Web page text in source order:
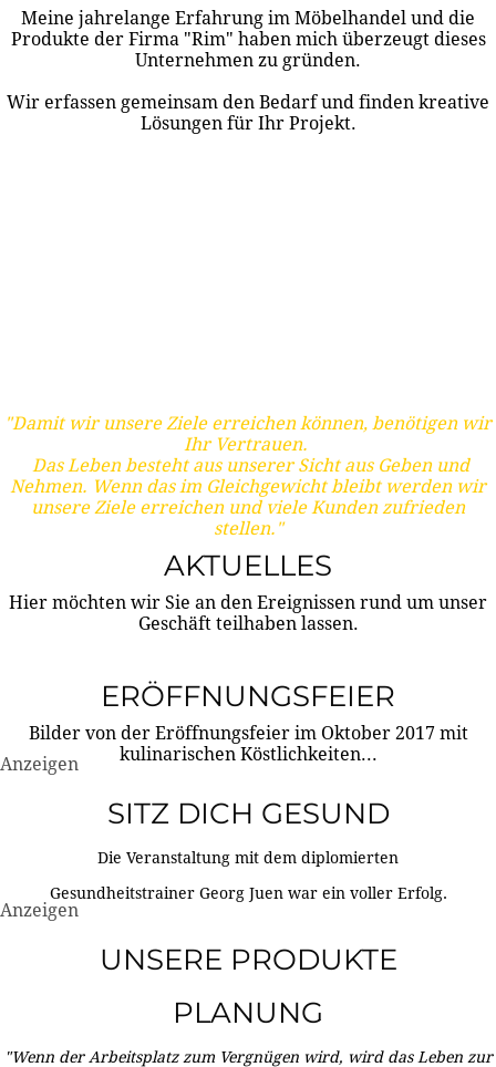
Meine jahrelange Erfahrung im Möbelhandel und die
Produkte der Firma "Rim" haben mich überzeugt dieses
Unternehmen zu gründen.
Wir erfassen gemeinsam den Bedarf und finden kreative
Lösungen für Ihr Projekt.
"Damit wir unsere Ziele erreichen können, benötigen wir
Ihr Vertrauen.
Das Leben besteht aus unserer Sicht aus Geben und
Nehmen. Wenn das im Gleichgewicht bleibt werden wir
unsere Ziele erreichen und viele Kunden zufrieden
stellen."
AKTUELLES
Hier möchten wir Sie an den Ereignissen rund um unser
Geschäft teilhaben lassen.
ERÖFFNUNGSFEIER
Bilder von der Eröffnungsfeier im Oktober 2017 mit
kulinarischen Köstlichkeiten...
Anzeigen
SITZ DICH GESUND
Die Veranstaltung mit dem diplomierten
Gesundheitstrainer Georg Juen war ein voller Erfolg.
Anzeigen
UNSERE PRODUKTE
PLANUNG
"Wenn der Arbeitsplatz zum Vergnügen wird, wird das Leben zur